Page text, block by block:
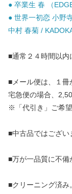
● 卒業生 春 （
● 世界一初恋 小野
中村 春菊 /
■通常２４時間以内
■メール便は、１冊
宅急便の場合、
※「代引き」ご希
■中古品ではござい
■万が一品質に不備
■クリーニング済み。